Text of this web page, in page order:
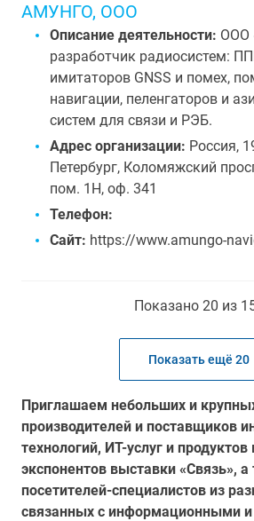
АМУНГО, ООО
Описание деятельности: ООО
разработчик радиосистем:
имитаторов GNSS и помех,
навигации, пеленгаторов и
систем для связи и РЭБ.
Адрес организации: Россия,
Петербург, Коломяжский
пом. 1Н, оф. 341
Телефон:
Сайт: https://www.amungo-
Показано 20 из
Показать ещё 20
Приглашаем небольших и
производителей и поставщиков
технологий, ИТ-услуг и продуктов
экспонентов выставки «Связь»,
посетителей-специалистов из
связанных с информационными и